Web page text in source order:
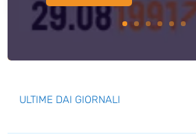
ULTIME DAI GIORNALI